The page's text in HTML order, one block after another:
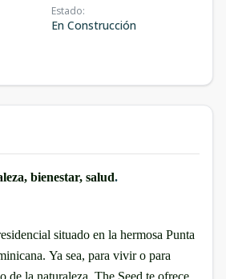
Estado:
En Construcción
bienestar, salud.
situado en la hermosa Punta
Ya sea, para vivir o para
de la naturaleza, The Seed te ofrece